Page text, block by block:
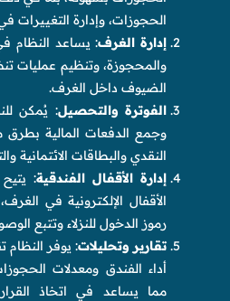
الحجوزات، وإدارة التغييرات
إدارة الغرف: يساعد النظام
والمحجوزة، وتنظيم عمليات
الضيوف داخل الغرف.
الفوترة والتحصيل: يُمكن
وجمع الدفعات المالية
النقدي والبطاقات الائتمانية
إدارة الأقفال الفندقية:
الأقفال الإلكترونية في
رموز الدخول للنزلاء وتتبع
تقارير وتحليلات: يوفر النظام
أداء الفندق ومعدلات
مما يساعد في اتخاذ